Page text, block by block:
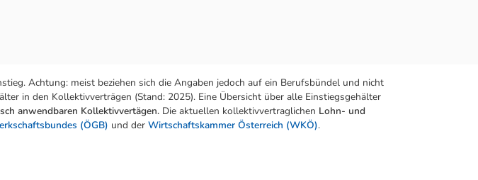
Achtung: meist beziehen sich die Angaben jedoch auf ein Berufsbündel und nicht
in den Kollektivverträgen (Stand: 2025). Eine Übersicht über alle Einstiegsgehälter
anwendbaren Kollektivvertägen. Die aktuellen kollektivvertraglichen Lohn- und
(ÖGB) und der Wirtschaftskammer Österreich (WKÖ).